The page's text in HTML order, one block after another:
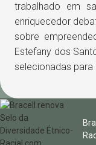
trabalhado em
enriquecedor
sobre
Estefany dos
selecionadas